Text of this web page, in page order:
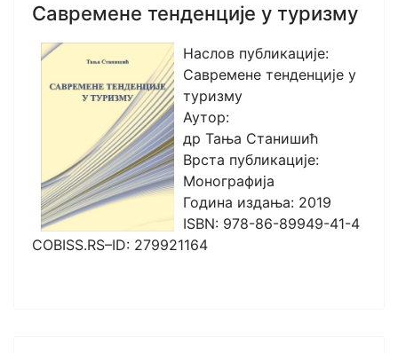
Савремене тенденције у туризму
Наслов публикације:
Савремене тенденције у
туризму
Аутор:
др Тања Станишић
Врста публикације:
Монографија
Година издања: 2019
ISBN: 978-86-89949-41-4
COBISS.RS–ID: 279921164